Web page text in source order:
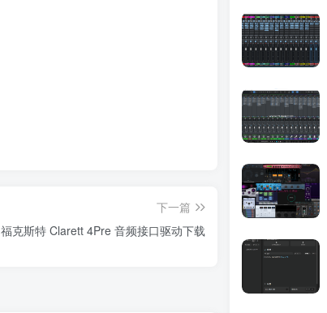
下一篇
福克斯特 Clarett 4Pre 音频接口驱动下载